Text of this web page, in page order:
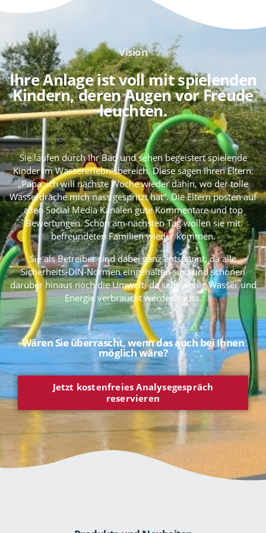
Vision
Ihre Anlage ist voll mit spielenden
Kindern, deren Augen vor Freude
leuchten.
Sie laufen durch Ihr Bad und sehen begeistert spielende
Kinder im Wassererlebnisbereich. Diese sagen Ihren Eltern:
„Papa, ich will nächste Woche wieder dahin, wo der tolle
Wasserdrache mich nass gespritzt hat“. Die Eltern posten auf
allen Social Media Kanälen gute Kommentare und top
Bewertungen. Schon am nächsten Tag wollen sie mit
befreundeten Familien wieder kommen.
Sie als Betreiber sind dabei ganz entspannt, da alle
Sicherheits-DIN-Normen eingehalten sind und schonen
darüber hinaus noch die Umwelt, da sehr wenig Wasser und
Energie verbraucht werden muss.
Wären Sie überrascht, wenn das auch bei Ihnen
möglich wäre?
Jetzt kostenfreies Analysegespräch
reservieren